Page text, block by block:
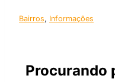
Bairros, Informações
Procurando